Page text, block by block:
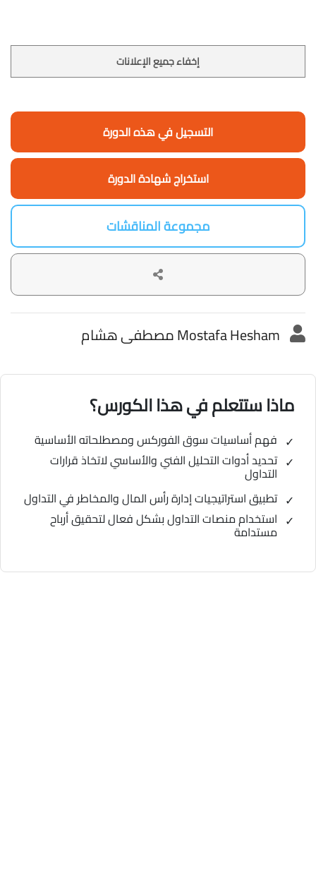
إخفاء جميع الإعلانات
التسجيل في هذه الدورة
استخراج شهادة الدورة
مجموعة المناقشات
Mostafa Hesham مصطفى هشام
ماذا ستتعلم في هذا الكورس؟
فهم أساسيات سوق الفوركس ومصطلحاته الأساسية
تحديد أدوات التحليل الفني والأساسي لاتخاذ قرارات
التداول
تطبيق استراتيجيات إدارة رأس المال والمخاطر في التداول
استخدام منصات التداول بشكل فعال لتحقيق أرباح
مستدامة